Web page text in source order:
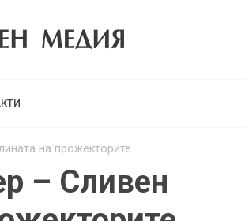
на прожекторите
– Сливен